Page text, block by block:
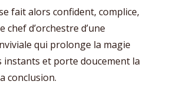
fait alors confident, complice,
chef d’orchestre d’une
qui prolonge la magie
instants et porte doucement la
conclusion.